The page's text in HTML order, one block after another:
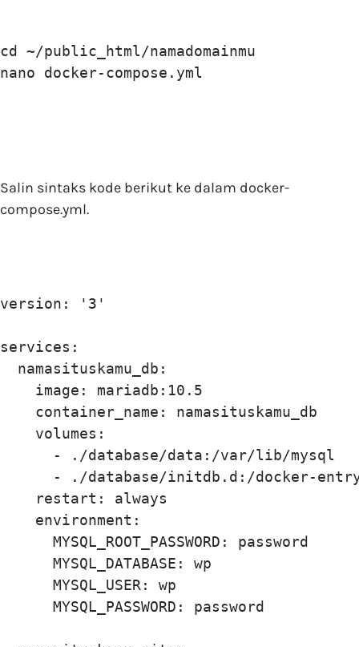
cd ~/public_html/namadomainmu
nano docker-compose.yml
Salin sintaks kode berikut ke dalam docker-
compose.yml.
version: '3'
services:
namasituskamu_db:
image: mariadb:10.5
container_name: namasituskamu_db
volumes:
- ./database/data:/var/lib/mysql
- ./database/initdb.d:/docker-
restart: always
environment:
MYSQL_ROOT_PASSWORD: password
MYSQL_DATABASE: wp
MYSQL_USER: wp
MYSQL_PASSWORD: password